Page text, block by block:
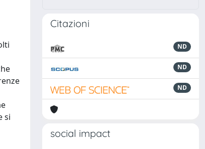
si
Citazioni
ND
ND
ND
social impact